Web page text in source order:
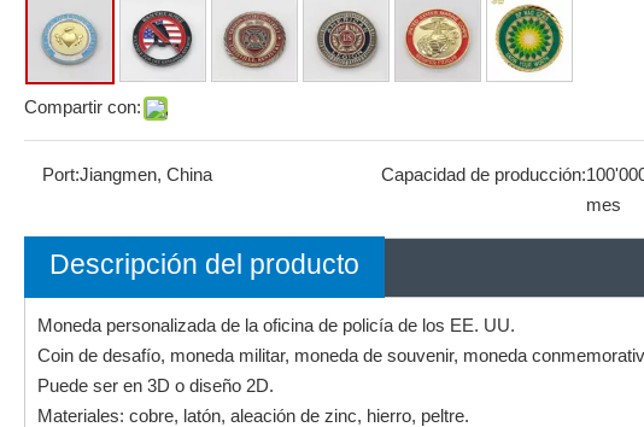
Compartir con:
Port:Jiangmen, China Capacidad de producción:
mes
Descripción del producto
Moneda personalizada de la oficina de policía de los EE. UU.
Coin de desafío, moneda militar, moneda de souvenir, moneda
Puede ser en 3D o diseño 2D.
Materiales: cobre, latón, aleación de zinc, hierro, peltre.